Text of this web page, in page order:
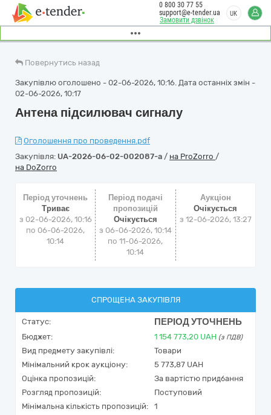
Замовити дзвінок
0 800 30 77 55
support@e-tender.ua
UK
Повернутись назад
Закупівлю оголошено - 02-06-2026, 10:16. Дата останніх змін -
02-06-2026, 10:17
Антена підсилювач сигналу
Оголошення про проведення.pdf
Закупівля: UA-2026-06-02-002087-a / на ProZorro /
на DoZorro
Період уточнень
Триває
з 02-06-2026, 10:16
по 06-06-2026,
10:14
Період подачі
пропозицій
Очікується
з 06-06-2026, 10:14
по 11-06-2026,
10:14
Аукціон
Очікується
з 12-06-2026, 13:27
СПРОЩЕНА ЗАКУПІВЛЯ
Статус: ПЕРІОД УТОЧНЕНЬ
Бюджет: 1 154 773,20 UAH (з ПДВ)
Вид предмету закупівлі:
Товари
Мінімальний крок аукціону:
5 773,87 UAH
Оцінка пропозицій:
За вартістю придбання
Розгляд пропозицій:
Поступовий
Мінімальна кількість пропозицій:
1